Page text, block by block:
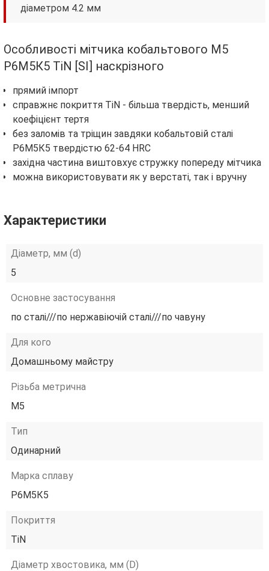
діаметром 4.2 мм
Особливості мітчика кобальтового М5
Р6М5К5 TiN [SI] наскрізного
прямий імпорт
справжнє покриття TiN - більша твердість, менший
коефіцієнт тертя
без заломів та тріщин завдяки кобальтовій сталі
Р6М5К5 твердістю 62-64 HRC
західна частина виштовхує стружку попереду мітчика
можна використовувати як у верстаті, так і вручну
Характеристики
Діаметр, мм (d)
5
Основне застосування
по сталі///по нержавіючій сталі///по чавуну
Для кого
Домашньому майстру
Різьба метрична
М5
Тип
Одинарний
Марка сплаву
Р6М5К5
Покриття
TiN
Діаметр хвостовика, мм (D)